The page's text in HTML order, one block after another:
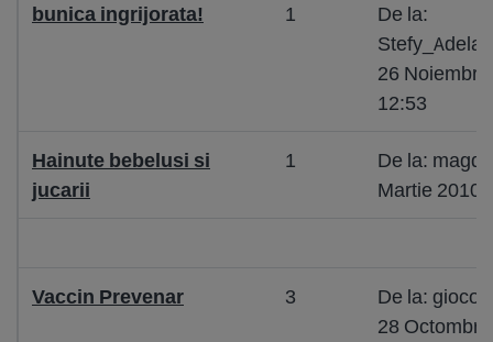
bunica ingrijorata! 1
De la:
26
12:53
Hainute bebelusi si
jucarii
1
De la:
Martie 2010
Vaccin Prevenar 3
De la:
28